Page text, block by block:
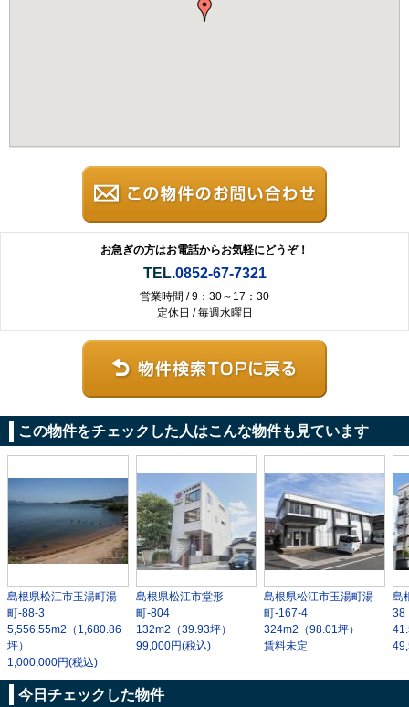
お急ぎの方はお電話からお気軽にどうぞ！
TEL.0852-67-7321
営業時間 / 9：30～17：30
定休日 / 毎週水曜日
この物件をチェックした人はこんな物件も見ています
島根県松江市玉湯町湯
町-88-3
5,556.55m2 （1,680.86
坪）
1,000,000円(税込)
島根県松江市堂形
町-804
132m2 （39.93坪）
99,000円(税込)
島根県松江市玉湯町湯
町-167-4
324m2 （98.01坪）
賃料未定
島
38
今日チェックした物件